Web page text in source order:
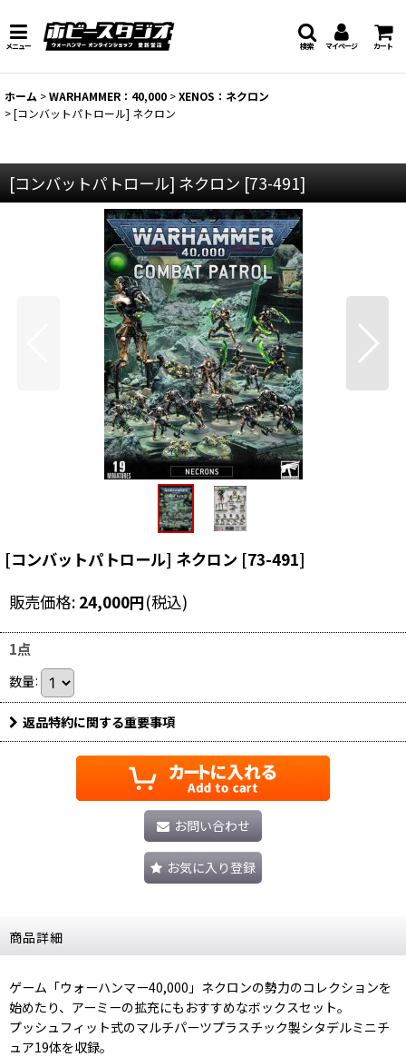
メニュー マイページ カート
検索
ホーム >WARHAMMER：40,000 >XENOS：ネクロン
>[コンバットパトロール] ネクロン
[コンバットパトロール] ネクロン [73-491]
[コンバットパトロール] ネクロン [73-491]
販売価格: 24,000円(税込)
1点
数量:
返品特約に関する重要事項
お問い合わせ
お気に入り登録
商品詳細
ゲーム「ウォーハンマー40,000」ネクロンの勢力のコレクションを
始めたり、アーミーの拡充にもおすすめなボックスセット。
プッシュフィット式のマルチパーツプラスチック製シタデルミニチ
ュア19体を収録。